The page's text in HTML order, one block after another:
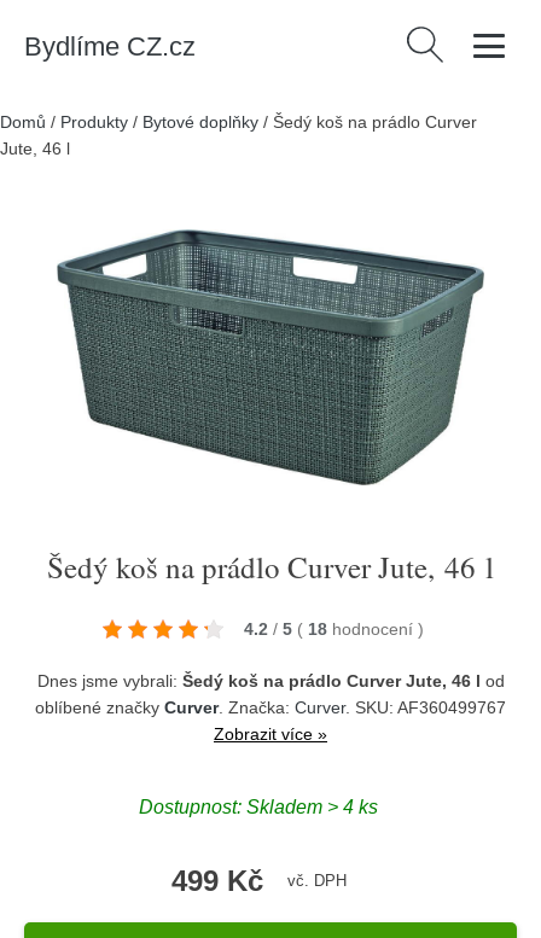
Bydlíme CZ.cz Vyhledávání
Domů / Produkty / Bytové doplňky / Šedý koš na prádlo Curver
Jute, 46 l
Šedý koš na prádlo Curver Jute, 46 l
4.2 / 5 ( 18 hodnocení )
Dnes jsme vybrali: Šedý koš na prádlo Curver Jute, 46 l od
oblíbené značky Curver. Značka: Curver. SKU: AF360499767
Zobrazit více »
Dostupnost: Skladem > 4 ks
499 Kč vč. DPH